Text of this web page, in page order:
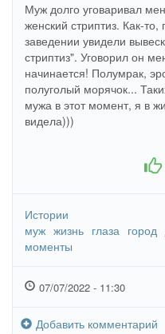
Муж долго уговаривал
женский стриптиз. Как-
заведении увидели
стриптиз". Уговорил он
начинается! Полумрак,
полуголый морячок...
мужа в этот момент, я в
видела)))
Истории
муж жизнь глаза город
моменты
07/07/2022 - 11:30
Добавить комментарий